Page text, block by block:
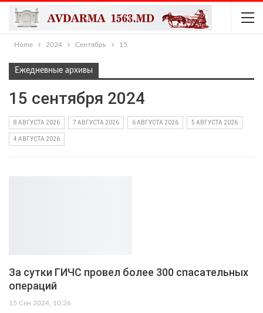
Home 2024 Сентябрь 15
Ежедневные архивы
15 сентября 2024
8 АВГУСТА 2026 7 АВГУСТА 2026 6 АВГУСТА 2026 5 АВГУСТА 2026
4 АВГУСТА 2026
За сутки ГИЧС провел более 300 спасательных
операций
15 Сен 2024, 10:26